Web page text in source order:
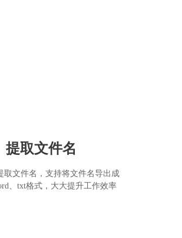
提取文件名
取文件名，支持将文件名导出成
、txt格式，大大提升工作效率